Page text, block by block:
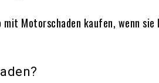
Motorschaden kaufen, wenn